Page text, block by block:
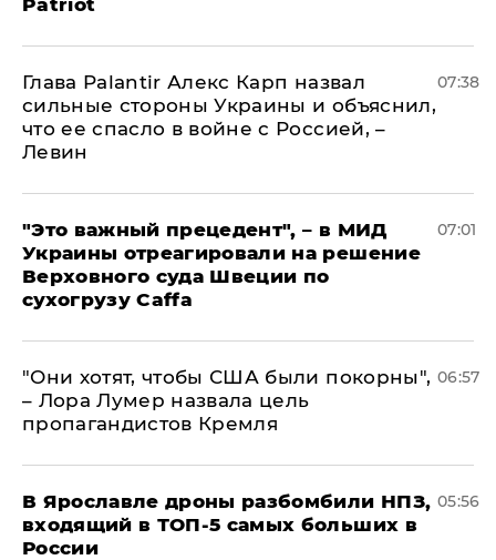
Patriot
Глава Palantir Алекс Карп назвал
сильные стороны Украины и объяснил,
что ее спасло в войне с Россией, –
Левин
07:38
"Это важный прецедент", – в МИД
Украины отреагировали на решение
Верховного суда Швеции по
сухогрузу Caffa
07:01
"Они хотят, чтобы США были покорны",
– Лора Лумер назвала цель
пропагандистов Кремля
06:57
В Ярославле дроны разбомбили НПЗ,
входящий в ТОП-5 самых больших в
России
05:56